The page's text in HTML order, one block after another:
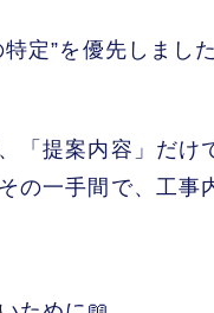
定”を優先しま
「提案内容」だ
の一手間で、工事